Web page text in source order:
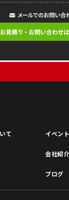
お見積り・お問い合わせ
て イベン
会社紹介
ブログ